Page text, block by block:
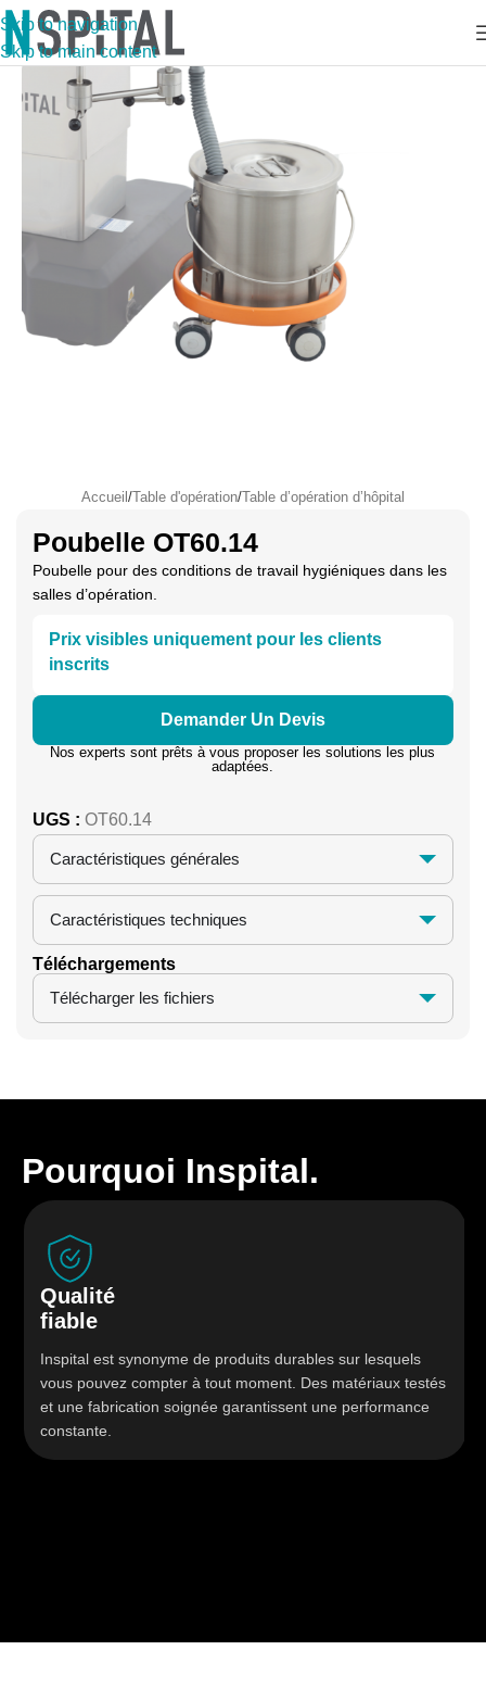
Skip to navigation
Skip to main content
Accueil /Table d'opération/Table d’opération d’hôpital
Poubelle OT60.14
Poubelle pour des conditions de travail hygiéniques dans les
salles d’opération.
Prix visibles uniquement pour les clients
inscrits
Demander Un Devis
Nos experts sont prêts à vous proposer les solutions les plus
adaptées.
UGS : OT60.14
Caractéristiques générales
Caractéristiques techniques
Téléchargements
Télécharger les fichiers
Pourquoi Inspital.
Qualité
fiable
Inspital est synonyme de produits durables sur lesquels
vous pouvez compter à tout moment. Des matériaux testés
et une fabrication soignée garantissent une performance
constante.